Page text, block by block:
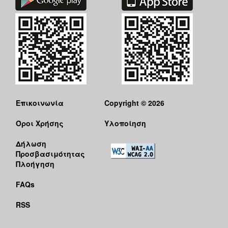
Επικοινωνία
Όροι Χρήσης
Δήλωση
Προσβασιμότητας
Πλοήγηση
FAQs
RSS
Copyright © 2026
Υλοποίηση